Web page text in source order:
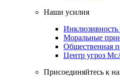
Наши усилия
Инклюзивность
Моральные
Общественная
Центр угроз
Присоединяйтесь к